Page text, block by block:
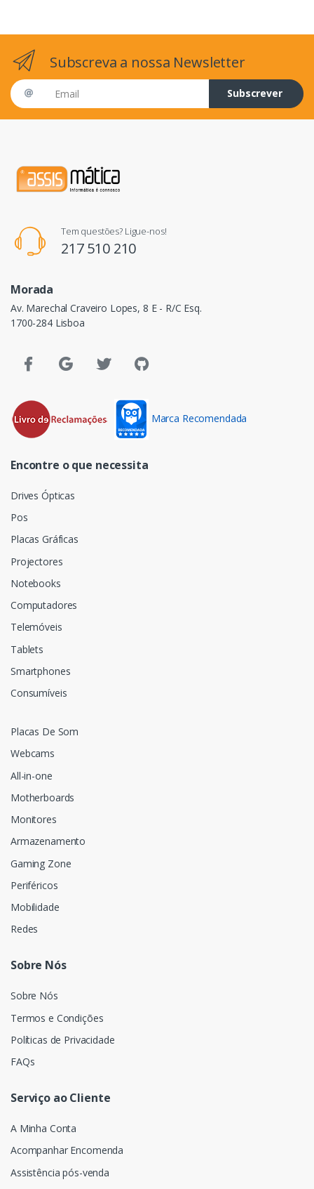
Subscreva a nossa Newsletter
Email address
Subscrever
Tem questões? Ligue-nos!
217 510 210
Morada
Av. Marechal Craveiro Lopes, 8 E - R/C Esq.
1700-284 Lisboa
Marca Recomendada
Encontre o que necessita
Drives Ópticas
Pos
Placas Gráficas
Projectores
Notebooks
Computadores
Telemóveis
Tablets
Smartphones
Consumíveis
Placas De Som
Webcams
All-in-one
Motherboards
Monitores
Armazenamento
Gaming Zone
Periféricos
Mobilidade
Redes
Sobre Nós
Sobre Nós
Termos e Condições
Políticas de Privacidade
FAQs
Serviço ao Cliente
A Minha Conta
Acompanhar Encomenda
Assistência pós-venda